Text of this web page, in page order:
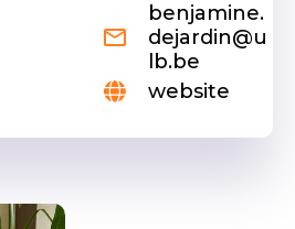
benjamine.
dejardin@u
lb.be
website